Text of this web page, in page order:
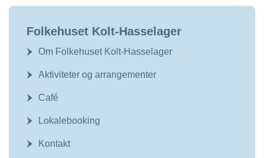
Folkehuset Kolt-Hasselager
Om Folkehuset Kolt-Hasselager
Aktiviteter og arrangementer
Café
Lokalebooking
Kontakt